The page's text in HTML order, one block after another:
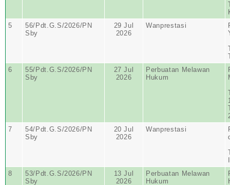
5
56/Pdt.G.S/2026/PN
Sby
29 Jul
2026
Wanprestasi
6
55/Pdt.G.S/2026/PN
Sby
27 Jul
2026
Perbuatan Melawan
Hukum
7
54/Pdt.G.S/2026/PN
Sby
20 Jul
2026
Wanprestasi
8
53/Pdt.G.S/2026/PN
Sby
13 Jul
2026
Perbuatan Melawan
Hukum